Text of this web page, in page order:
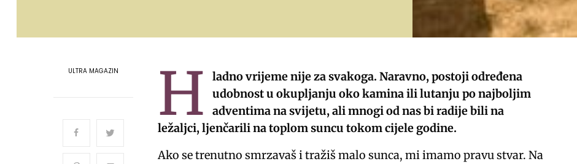
ULTRA MAGAZIN H
ladno vrijeme nije za svakoga. Naravno, postoji određena
udobnost u okupljanju oko kamina ili lutanju po najboljim
adventima na svijetu, ali mnogi od nas bi radije bili na
ležaljci, ljenčarili na toplom suncu tokom cijele godine.
Ako se trenutno smrzavaš i tražiš malo sunca, mi imamo pravu stvar. Na